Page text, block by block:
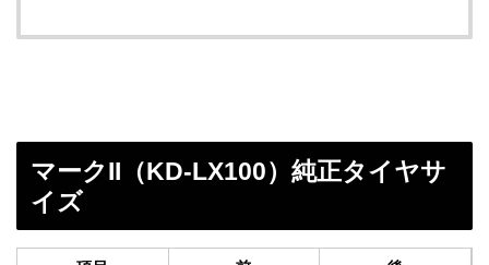
マークII（KD-LX100）純正タイヤサ
イズ